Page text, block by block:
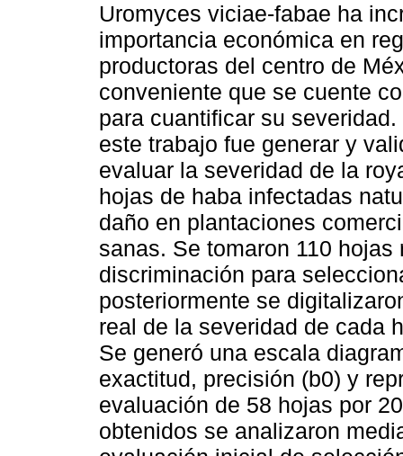
Uromyces viciae-fabae ha
importancia económica en
productoras del centro de
conveniente que se cuente
para cuantificar su
este trabajo fue generar y
evaluar la severidad de la
hojas de haba infectadas
daño en plantaciones
sanas. Se tomaron 110
discriminación para
posteriormente se
real de la severidad de cada
Se generó una escala
exactitud, precisión (b0) y
evaluación de 58 hojas por
obtenidos se analizaron